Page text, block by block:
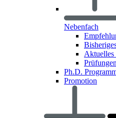
Nebenfach
Aktuelles
Prüfungen
Ph.D.
Promotion